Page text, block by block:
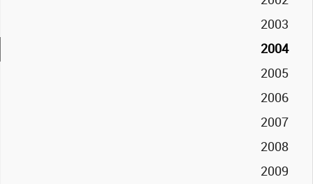
2003
2004
2005
2006
2007
2008
2009